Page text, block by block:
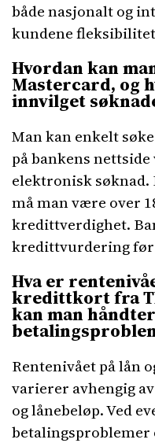
både nasjonalt og
kundene
Hvordan kan
Mastercard, og
innvilget
Man kan enkelt
på bankens
elektronisk søknad.
må man være over
kredittverdighet.
kredittvurdering før
Hva er
kredittkort fra
kan man
Rentenivået på lån
varierer avhengig
og lånebeløp. Ved